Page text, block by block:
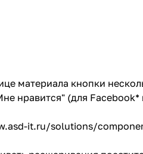
материала кнопки
нравится" (для
it.ru/solutions/